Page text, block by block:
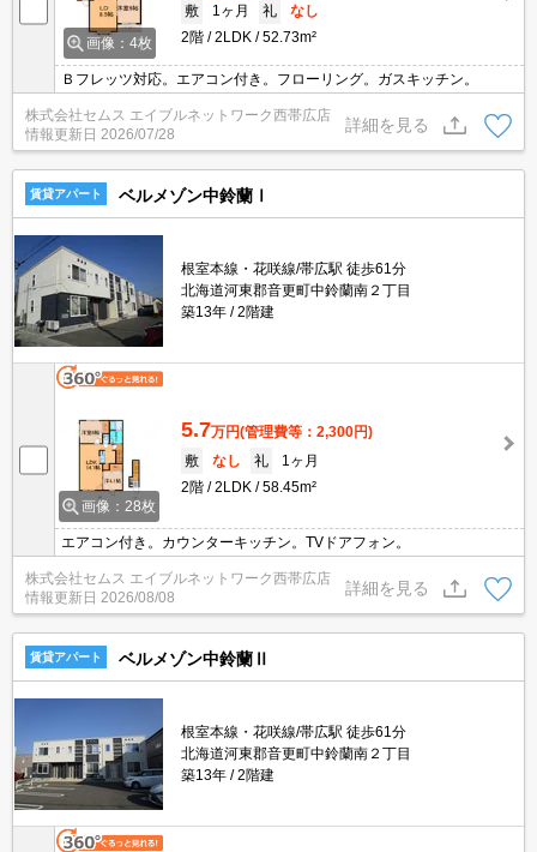
画像：4枚
敷
1ヶ月 礼
なし
2階
2LDK 52.73m²
Ｂフレッツ対応。エアコン付き。フローリング。ガスキッチン。
株式会社セムス エイブルネットワーク西帯広店
情報更新日 2026/07/28
詳細を見る
賃貸アパート ベルメゾン中鈴蘭Ⅰ
根室本線・花咲線/帯広駅 徒歩61分
北海道河東郡音更町中鈴蘭南２丁目
築13年
2階建
画像：28枚
5.7万円(管理費等：2,300円)
敷
なし 礼
1ヶ月
2階
2LDK 58.45m²
エアコン付き。カウンターキッチン。TVドアフォン。
株式会社セムス エイブルネットワーク西帯広店
情報更新日 2026/08/08
詳細を見る
賃貸アパート ベルメゾン中鈴蘭Ⅱ
根室本線・花咲線/帯広駅 徒歩61分
北海道河東郡音更町中鈴蘭南２丁目
築13年
2階建